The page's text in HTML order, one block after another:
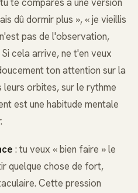
dû dormir plus », « je vieillis
pas de l'observation,
cela arrive, ne t'en veux
ton attention sur la
orbites, sur le rythme
est une habitude mentale
: tu veux « bien faire » le
quelque chose de fort,
Cette pression